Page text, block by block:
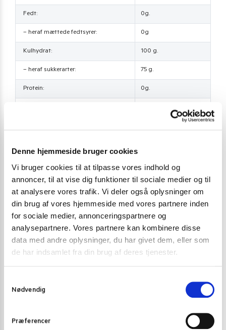
Denne hjemmeside bruger cookies
Vi bruger cookies til at tilpasse vores indhold og
annoncer, til at vise dig funktioner til sociale medier og til
at analysere vores trafik. Vi deler også oplysninger om
din brug af vores hjemmeside med vores partnere inden
for sociale medier, annonceringspartnere og
analysepartnere. Vores partnere kan kombinere disse
data med andre oplysninger, du har givet dem, eller som
de har indsamlet fra din brug af deres tjenester.
Nødvendig
Præferencer
Fedt: 0g.
– heraf mættede fedtsyrer: 0g
Kulhydrat: 100 g.
– heraf sukkerarter: 75 g.
Protein: 0g.
Nudler Slik og søde sager
Land Sydkorea
Allergier - Fri for Fisk, Ost, Selleri, Sennep, Sesam
Vær den første til at anmelde “Ilkwang Lemon &